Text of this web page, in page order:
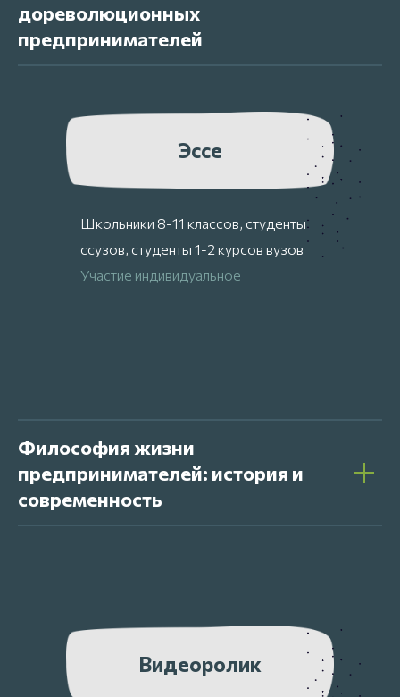
дореволюционных
предпринимателей
Эссе
Школьники 8-11 классов, студенты
ссузов, студенты 1-2 курсов вузов
Участие индивидуальное
Философия жизни
предпринимателей: история и
современность
Видеоролик